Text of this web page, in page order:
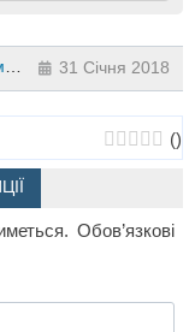
7 клас
31 Січня 2018
()
Обов’язкові